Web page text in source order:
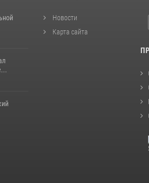
Новости
Карта сайта